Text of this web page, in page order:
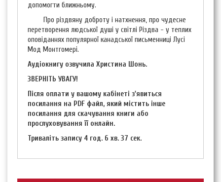
допомогти ближньому.
Про різдвяну доброту і натхнення, про чудесне
перетворення людської душі у світлі Різдва - у теплих
оповіданнях популярної канадської письменниці Лусі
Мод Монтгомері.
Аудіокнигу озвучила Христина Шонь.
ЗВЕРНІТЬ УВАГУ!
Після оплати у вашому кабінеті з'явиться
посилання на PDF файл, який містить інше
посилання для скачування книги або
прослуховування її онлайн.
Триваліть запису 4 год. 6 хв. 37 сек.